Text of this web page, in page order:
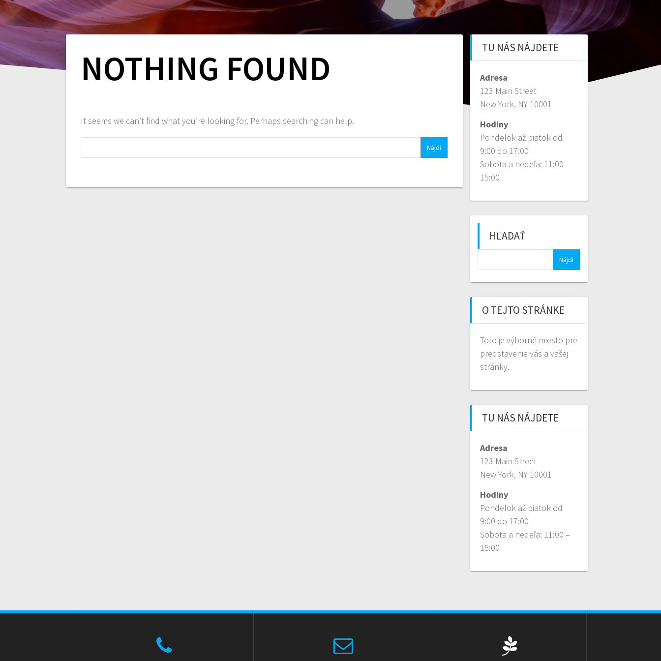
NOTHING FOUND
It seems we can’t find what you’re looking for. Perhaps searching can help.
TU NÁS NÁJDETE
Adresa
123 Main Street
New York, NY 10001
Hodiny
Pondelok až piatok od
9:00 do 17:00
Sobota a nedeľa: 11:00 –
15:00
HĽADAŤ
O TEJTO STRÁNKE
Toto je výborné miesto pre
predstavenie vás a vašej
stránky.
TU NÁS NÁJDETE
Adresa
123 Main Street
New York, NY 10001
Hodiny
Pondelok až piatok od
9:00 do 17:00
Sobota a nedeľa: 11:00 –
15:00